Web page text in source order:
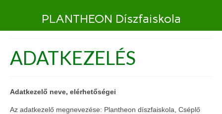
PLANTHEON Díszfaiskola
ADATKEZELÉS
Adatkezelő neve, elérhetőségei
Az adatkezelő megnevezése: Plantheon díszfaiskola, Cséplő